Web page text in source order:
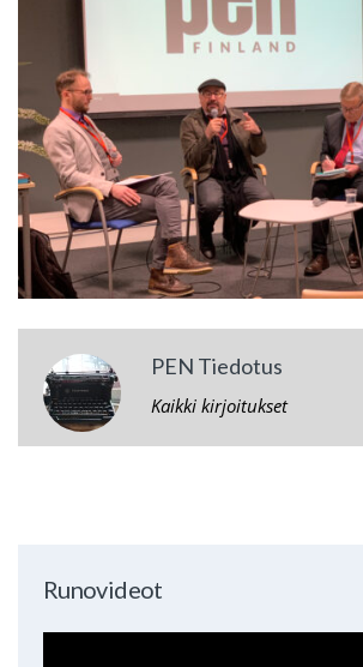
PEN Tiedotus
Kaikki kirjoitukset
Runovideot